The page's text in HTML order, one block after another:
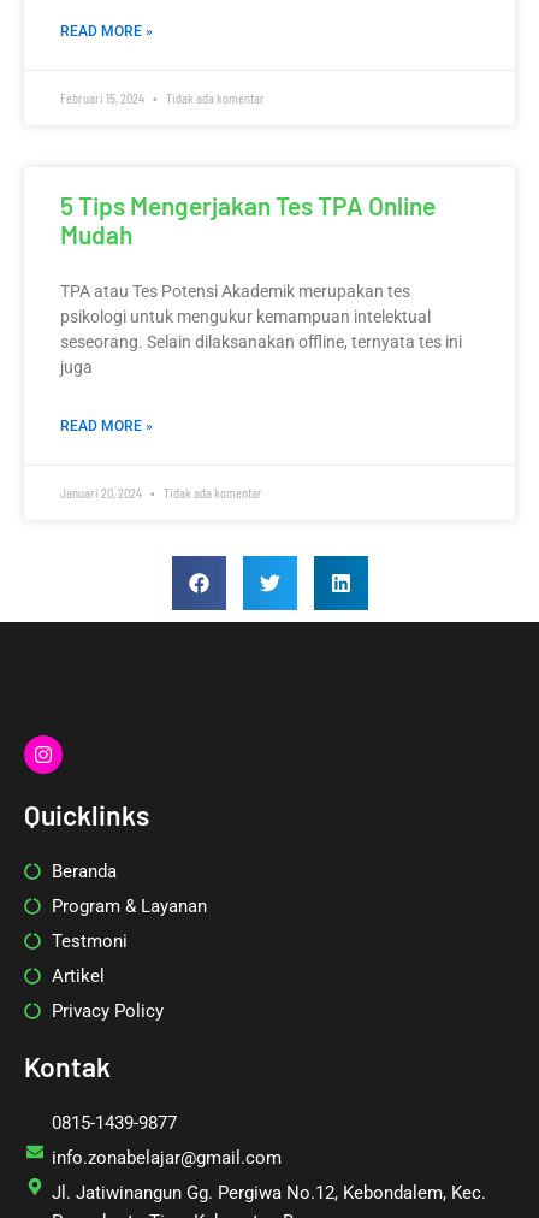
READ MORE »
Februari 15, 2024 Tidak ada komentar
5 Tips Mengerjakan Tes TPA Online
Mudah
TPA atau Tes Potensi Akademik merupakan tes
psikologi untuk mengukur kemampuan intelektual
seseorang. Selain dilaksanakan offline, ternyata tes ini
juga
READ MORE »
Januari 20, 2024 Tidak ada komentar
I
n
s
a
m
Quicklinks
Beranda
Program & Layanan
Testmoni
Artikel
Privacy Policy
Kontak
0815-1439-9877
info.zonabelajar@gmail.com
Jl. Jatiwinangun Gg. Pergiwa No.12, Kebondalem, Kec.